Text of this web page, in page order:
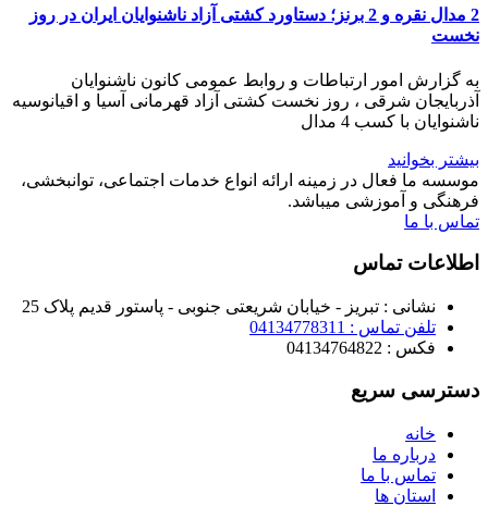
2 مدال نقره و 2 برنز؛ دستاورد کشتی آزاد ناشنوایان ایران در روز
نخست
به گزارش امور ارتباطات و روابط عمومی کانون ناشنوایان
آذربایجان شرقی ، روز نخست کشتی آزاد قهرمانی آسیا و اقیانوسیه
ناشنوایان با کسب 4 مدال
بیشتر بخوانید
موسسه ما فعال در زمینه ارائه انواع خدمات اجتماعی، توانبخشی،
فرهنگی و آموزشی میباشد.
تماس با ما
اطلاعات تماس
نشانی : تبریز - خیابان شریعتی جنوبی - پاستور قدیم پلاک 25
تلفن تماس : 04134778311
فکس : 04134764822
دسترسی سریع
خانه
درباره ما
تماس با ما
استان ها